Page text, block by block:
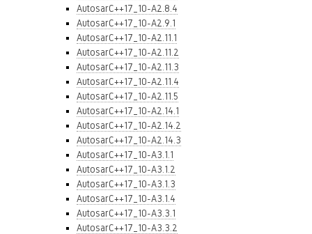
AutosarC++17_10-A2.8.4
AutosarC++17_10-A2.9.1
AutosarC++17_10-A2.11.1
AutosarC++17_10-A2.11.2
AutosarC++17_10-A2.11.3
AutosarC++17_10-A2.11.4
AutosarC++17_10-A2.11.5
AutosarC++17_10-A2.14.1
AutosarC++17_10-A2.14.2
AutosarC++17_10-A2.14.3
AutosarC++17_10-A3.1.1
AutosarC++17_10-A3.1.2
AutosarC++17_10-A3.1.3
AutosarC++17_10-A3.1.4
AutosarC++17_10-A3.3.1
AutosarC++17_10-A3.3.2